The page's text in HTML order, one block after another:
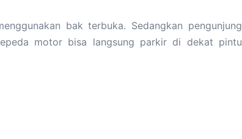
bak terbuka. Sedangkan pengunjung
motor bisa langsung parkir di dekat pintu